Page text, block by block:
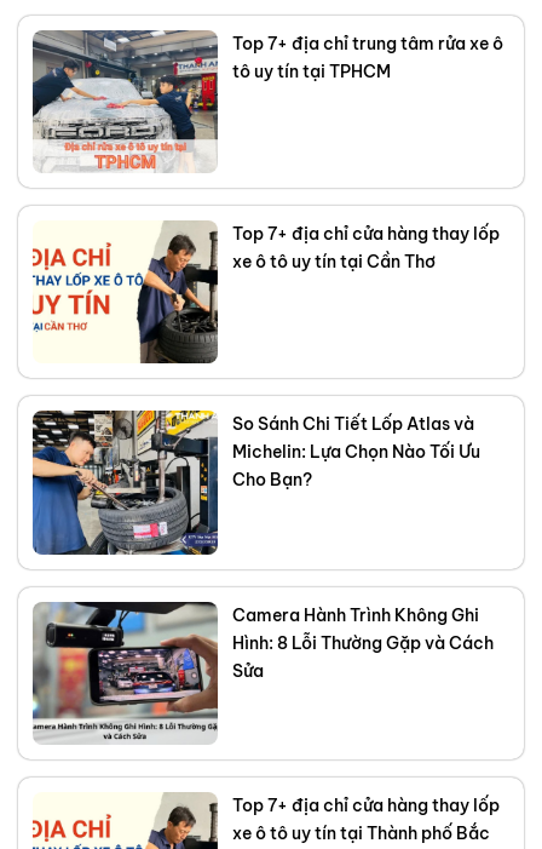
sách của bạn. Kết nối với tôi trên
Facebook ,TikTok, Youtube,
Top 7+ địa chỉ trung tâm rửa xe ô
tô uy tín tại TPHCM
Top 7+ địa chỉ cửa hàng thay lốp
xe ô tô uy tín tại Cần Thơ
So Sánh Chi Tiết Lốp Atlas và
Michelin: Lựa Chọn Nào Tối Ưu
Cho Bạn?
Camera Hành Trình Không Ghi
Hình: 8 Lỗi Thường Gặp và Cách
Sửa
Top 7+ địa chỉ cửa hàng thay lốp
xe ô tô uy tín tại Thành phố Bắc